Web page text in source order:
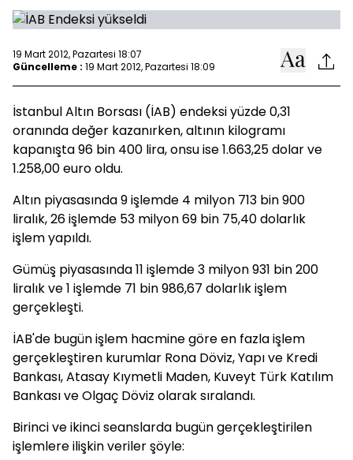
19 Mart 2012, Pazartesi 18:07
Güncelleme : 19 Mart 2012, Pazartesi 18:09
İstanbul Altın Borsası (İAB) endeksi yüzde 0,31
oranında değer kazanırken, altının kilogramı
kapanışta 96 bin 400 lira, onsu ise 1.663,25 dolar ve
1.258,00 euro oldu.
Altın piyasasında 9 işlemde 4 milyon 713 bin 900
liralık, 26 işlemde 53 milyon 69 bin 75,40 dolarlık
işlem yapıldı.
Gümüş piyasasında 11 işlemde 3 milyon 931 bin 200
liralık ve 1 işlemde 71 bin 986,67 dolarlık işlem
gerçekleşti.
İAB'de bugün işlem hacmine göre en fazla işlem
gerçekleştiren kurumlar Rona Döviz, Yapı ve Kredi
Bankası, Atasay Kıymetli Maden, Kuveyt Türk Katılım
Bankası ve Olgaç Döviz olarak sıralandı.
Birinci ve ikinci seanslarda bugün gerçekleştirilen
işlemlere ilişkin veriler şöyle: